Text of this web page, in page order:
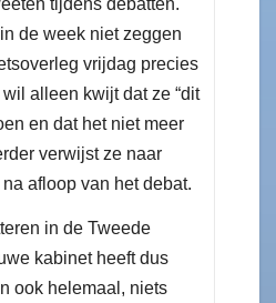
tijdens debatten.
de week niet zeggen
vrijdag precies
alleen kwijt dat ze “dit
en dat het niet meer
verwijst ze naar
afloop van het debat.
in de Tweede
kabinet heeft dus
ook helemaal, niets